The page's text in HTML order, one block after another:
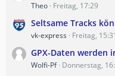
Theo Freitag, 17:29
Seltsame Tracks
vk-express Freitag, 15:31
GPX-Daten werden
Wolfi-Pf Donnerstag,